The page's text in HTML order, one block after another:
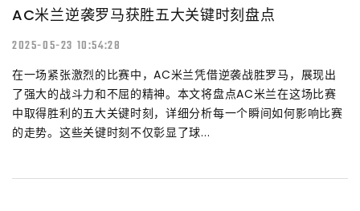
AC米兰逆袭罗马获胜五大关键时刻盘点
2025-05-23 10:54:28
在一场紧张激烈的比赛中，AC米兰凭借逆袭战胜罗马，展现出
了强大的战斗力和不屈的精神。本文将盘点AC米兰在这场比赛
中取得胜利的五大关键时刻，详细分析每一个瞬间如何影响比赛
的走势。这些关键时刻不仅彰显了球...